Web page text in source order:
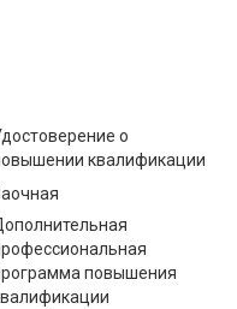
о
квалификации
повышения